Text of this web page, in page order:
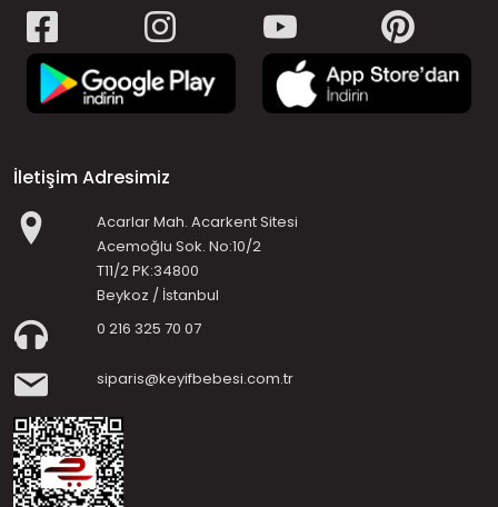
İletişim Adresimiz
Acarlar Mah. Acarkent Sitesi
Acemoğlu Sok. No:10/2
T11/2 PK:34800
Beykoz / İstanbul
0 216 325 70 07
siparis@keyifbebesi.com.tr